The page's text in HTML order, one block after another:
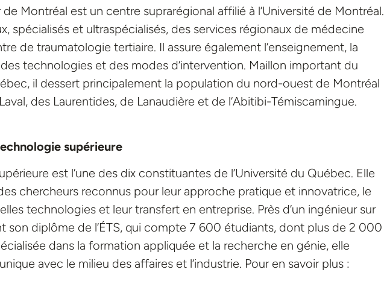
Montréal est un centre suprarégional affilié à l’Université de Montréal.
spécialisés et ultraspécialisés, des services régionaux de médecine
de traumatologie tertiaire. Il assure également l’enseignement, la
technologies et des modes d’intervention. Maillon important du
il dessert principalement la population du nord-ouest de Montréal
des Laurentides, de Lanaudière et de l’Abitibi-Témiscamingue.
supérieure
est l’une des dix constituantes de l’Université du Québec. Elle
chercheurs reconnus pour leur approche pratique et innovatrice, le
technologies et leur transfert en entreprise. Près d’un ingénieur sur
son diplôme de l’ÉTS, qui compte 7 600 étudiants, dont plus de 2 000
dans la formation appliquée et la recherche en génie, elle
avec le milieu des affaires et l’industrie. Pour en savoir plus :